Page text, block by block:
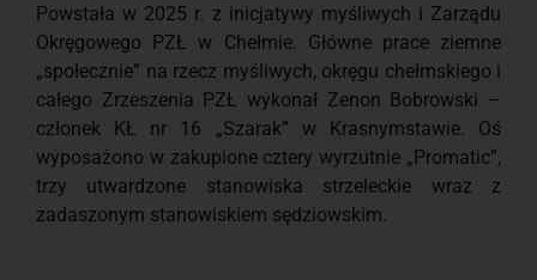
Powstała w 2025 r. z inicjatywy myśliwych i Zarządu
Okręgowego PZŁ w Chełmie. Główne prace ziemne
„społecznie” na rzecz myśliwych, okręgu chełmskiego i
całego Zrzeszenia PZŁ wykonał Zenon Bobrowski –
członek KŁ nr 16 „Szarak” w Krasnymstawie. Oś
wyposażono w zakupione cztery wyrzutnie „Promatic”,
trzy utwardzone stanowiska strzeleckie wraz z
zadaszonym stanowiskiem sędziowskim.